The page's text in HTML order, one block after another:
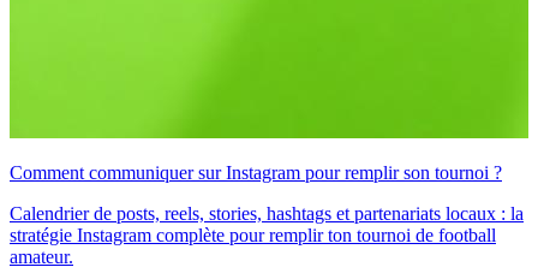
Comment communiquer sur Instagram pour remplir son tournoi ?
Calendrier de posts, reels, stories, hashtags et partenariats locaux : la
stratégie Instagram complète pour remplir ton tournoi de football
amateur.